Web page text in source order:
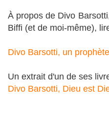
À propos de Divo
Biffi (et de moi-même),
Divo Barsotti, un
Un extrait d'un de ses
Divo Barsotti, Dieu est